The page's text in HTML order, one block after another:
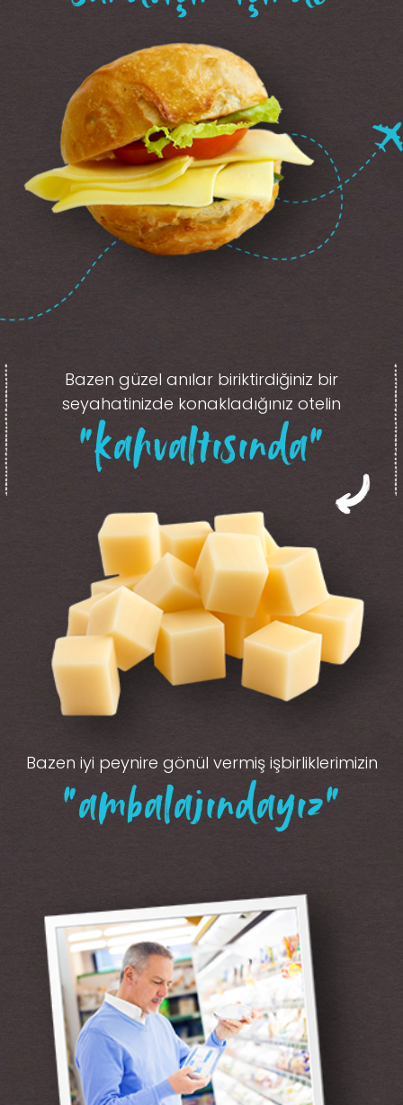
Bazen güzel anılar biriktirdiğiniz bir
seyahatinizde konakladığınız otelin
“kahvaltısında”
Bazen iyi peynire gönül vermiş işbirliklerimizin
“ambalajındayız”